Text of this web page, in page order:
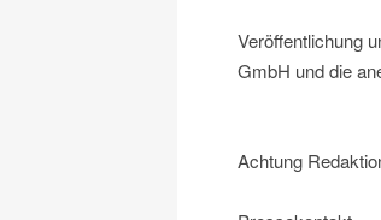
Veröffentlichung
GmbH und die
Achtung